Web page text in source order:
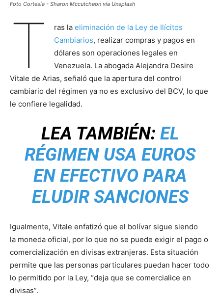
Foto Cortesía - Sharon Mccutcheon vía Unsplash
T ras la eliminación de la Ley de Ilícitos
Cambiarios, realizar compras y pagos en
dólares son operaciones legales en
Venezuela. La abogada Alejandra Desire
Vitale de Arias, señaló que la apertura del control
cambiario del régimen ya no es exclusivo del BCV, lo que
le confiere legalidad.
LEA TAMBIÉN: EL
RÉGIMEN USA EUROS
EN EFECTIVO PARA
ELUDIR SANCIONES
Igualmente, Vitale enfatizó que el bolívar sigue siendo
la moneda oficial, por lo que no se puede exigir el pago o
comercialización en divisas extranjeras. Esta situación
permite que las personas particulares puedan hacer todo
lo permitido por la Ley, “deja que se comercialice en
divisas”.